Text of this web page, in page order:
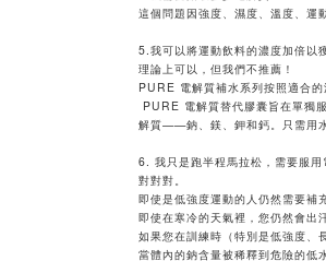
這個問題因強度、濕度、溫度、運
5.我可以將運動飲料的濃度加倍以
理論上可以，但我們不推薦！
PURE 電解質補水系列按照適合的
PURE 電解質替代膠囊旨在單獨
解質——鈉、鎂、鉀和鈣。只需用
6. 我只是跑半程馬拉松，需要服用
對對對。
即使是低強度運動的人仍然需要補
即使在寒冷的天氣裡，您仍然會出
如果您在訓練時（特別是低強度、
當體內的鈉含量被稀釋到危險的低